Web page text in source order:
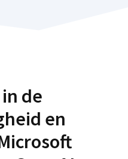
de
en